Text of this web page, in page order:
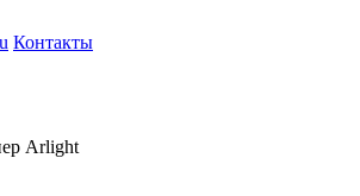
Контакты
Arlight